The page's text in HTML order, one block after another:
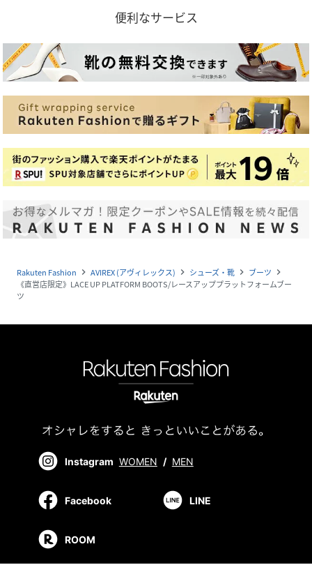
便利なサービス
Rakuten Fashion navigate_next AVIREX (アヴィレックス) navigate_next シューズ・靴 navigate_next ブーツ navigate_next
《直営店限定》LACE UP PLATFORM BOOTS/レースアッププラットフォームブー
ツ
Instagram WOMEN / MEN
Facebook LINE
ROOM